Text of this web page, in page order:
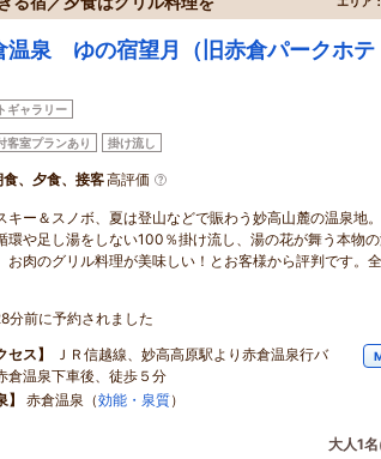
温泉 ゆの宿望月（旧赤倉パークホテ
ギャラリー
客室プランあり 掛け流し
食、夕食、接客高評価
キー＆スノボ、夏は登山などで賑わう妙高山麓の温泉地
環や足し湯をしない100％掛け流し、湯の花が舞う本物
お肉のグリル料理が美味しい！とお客様から評判です。
分前に予約されました
セス】
ＪＲ信越線、妙高高原駅より赤倉温泉行バ
倉温泉下車後、徒歩５分
】 赤倉温泉（効能・泉質）
大人1名